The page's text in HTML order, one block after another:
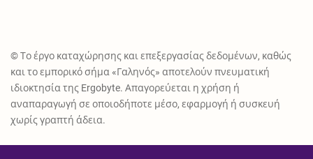
© Το έργο καταχώρησης και επεξεργασίας δεδομένων, καθώς
και το εμπορικό σήμα «Γαληνός» αποτελούν πνευματική
ιδιοκτησία της Ergobyte. Απαγορεύεται η χρήση ή
αναπαραγωγή σε οποιοδήποτε μέσο, εφαρμογή ή συσκευή
χωρίς γραπτή άδεια.